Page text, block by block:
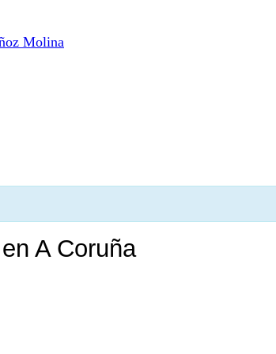
A Coruña